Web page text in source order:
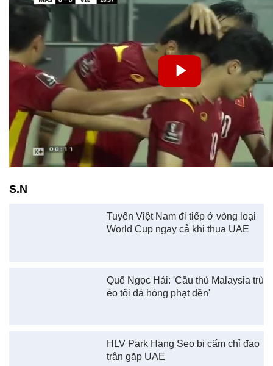
S.N
Tuyển Việt Nam đi tiếp ở vòng loại
World Cup ngay cả khi thua UAE
Quế Ngọc Hải: 'Cầu thủ Malaysia trù
ẻo tôi đá hỏng phạt đền'
HLV Park Hang Seo bị cấm chỉ đạo
trận gặp UAE